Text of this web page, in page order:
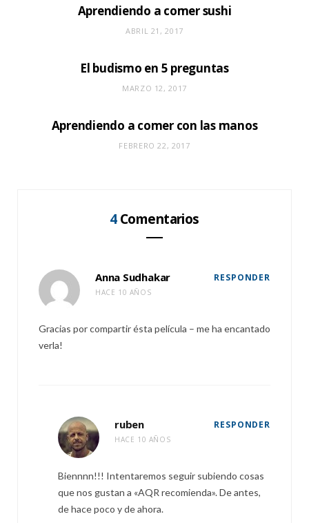
Aprendiendo a comer sushi
ABRIL 21, 2017
El budismo en 5 preguntas
MARZO 12, 2017
Aprendiendo a comer con las manos
FEBRERO 22, 2017
4Comentarios
Anna Sudhakar
HACE 10 AÑOS
RESPONDER
Gracias por compartir ésta película – me ha encantado
verla!
ruben
HACE 10 AÑOS
RESPONDER
Biennnn!!! Intentaremos seguir subiendo cosas
que nos gustan a «AQR recomienda». De antes,
de hace poco y de ahora.